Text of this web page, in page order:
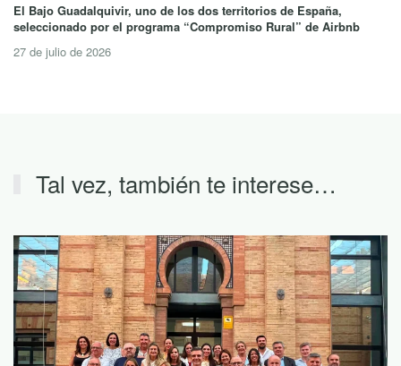
El Bajo Guadalquivir, uno de los dos territorios de España,
seleccionado por el programa “Compromiso Rural” de Airbnb
27 de julio de 2026
Tal vez, también te interese…